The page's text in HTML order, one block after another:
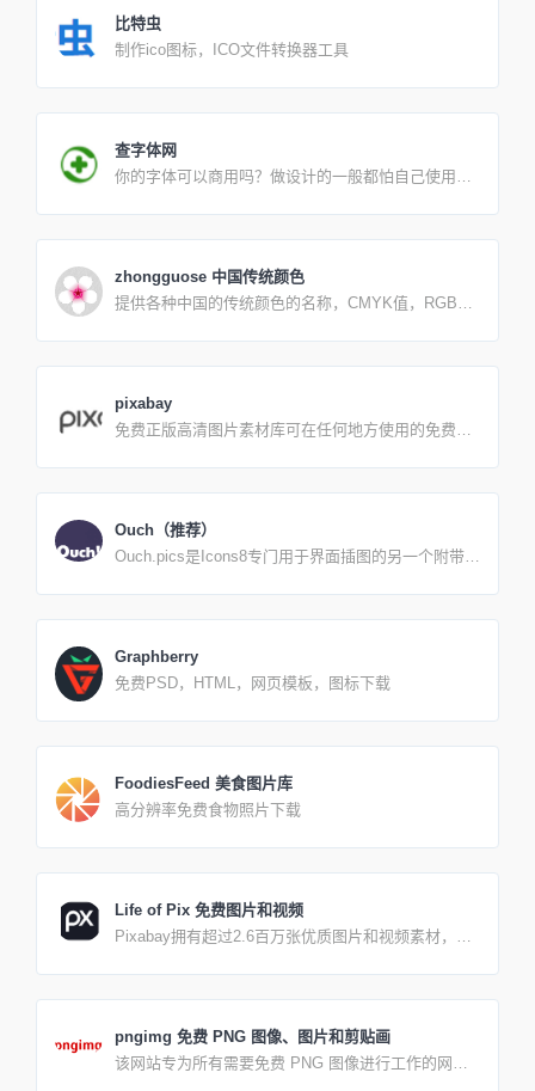
比特虫
制作ico图标，ICO文件转换器工具
查字体网
你的字体可以商用吗？做设计的一般都怕自己使用的
荡产，所以我们很有必要了解下自己电脑安装的字体
哪些是免费可商用的。进入这个网站，它会自动检测
商用的字体一目了了然，再也不怕字体侵权了！360
的反应真快，就在这两天疯传网络的“微软雅黑字体商
键检测电脑安装字体是否免费或是“商用需授权”的，
zhongguose 中国传统颜色
提供各种中国的传统颜色的名称，CMYK值，RGB
出版社提供 中式设计好工具！ 超美的中国风配色，
网站号称收集了全的中国色，还有中英文互译，非常
杂，具有一定难度。
pixabay
免费正版高清图片素材库可在任何地方使用的免费图
片和视频。 所有内容均根据如下许可证发布，这使得
它们可以安全使用而无需征得许可或给予艺术家信用
Ouch（推荐）
Ouch.pics是Icons8专门用于界面插图的另一个附带项
照片，图标和音乐，我们还决心建立一个设计平台，
改变人们创造事物的方式。
Graphberry
免费PSD，HTML，网页模板，图标下载
FoodiesFeed 美食图片库
高分辨率免费食物照片下载
Life of Pix 免费图片和视频
Pixabay拥有超过2.6百万张优质图片和视频素材，让
洲景观，多为摄影师拍摄的生活类图片，所有的影像
都是公共领域捐赠而来。
pngimg 免费 PNG 图像、图片和剪贴画
该网站专为所有需要免费 PNG 图像进行工作的网页